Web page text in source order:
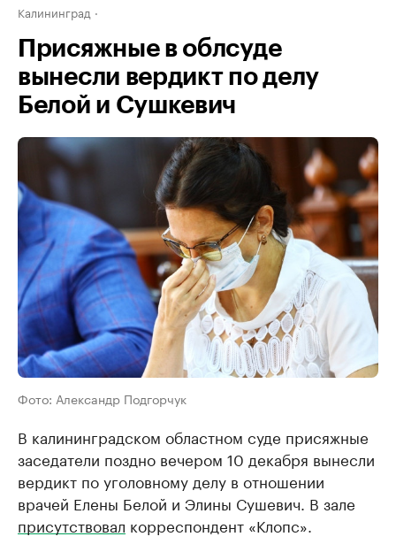
Калининград
Присяжные в облсуде
вынесли вердикт по делу
Белой и Сушкевич
Фото: Александр Подгорчук
В калининградском областном суде присяжные
заседатели поздно вечером 10 декабря вынесли
вердикт по уголовному делу в отношении
врачей Елены Белой и Элины Сушевич. В зале
присутствовал корреспондент «Клопс».